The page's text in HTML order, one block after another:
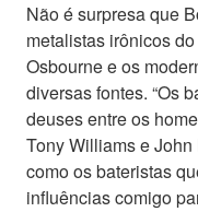
Não é surpresa que
metalistas irônicos
Osbourne e os
diversas fontes. “Os
deuses entre os
Tony Williams e
como os bateristas
influências comigo